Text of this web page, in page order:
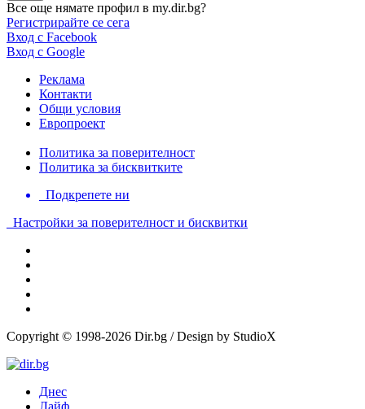
Все още нямате профил в my.dir.bg?
Регистрирайте се сега
Вход с Facebook
Вход с Google
Реклама
Контакти
Общи условия
Европроект
Политика за поверителност
Политика за бисквитките
Подкрепете ни
Настройки за поверителност и бисквитки
Copyright © 1998-2026 Dir.bg / Design by StudioX
Днес